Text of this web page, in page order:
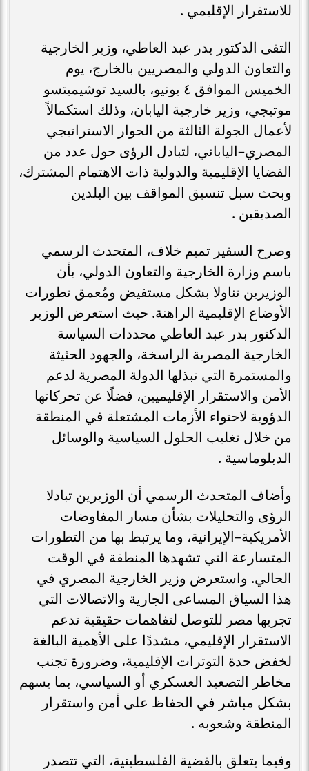
للاستقرار الإقليمي .
التقى الدكتور بدر عبد العاطي، وزير الخارجية
والتعاون الدولي والمصريين بالخارج، يوم
الخميس الموافق ٤ يونيو، بالسيد توشيميتسو
موتيجي، وزير خارجية اليابان، وذلك استكمالاً
لأعمال الجولة الثالثة من الحوار الاستراتيجي
المصري–الياباني، لتبادل الرؤى حول عدد من
القضايا الإقليمية والدولية ذات الاهتمام المشترك،
وبحث سبل تنسيق المواقف بين البلدين
الصديقين .
وصرح السفير تميم خلاف، المتحدث الرسمي
باسم وزارة الخارجية والتعاون الدولي، بأن
الوزيرين تناولا بشكل مستفيض ومُعمق تطورات
الأوضاع الإقليمية الراهنة. حيث استعرض الوزير
الدكتور بدر عبد العاطي محددات السياسة
الخارجية المصرية الراسخة، والجهود الحثيثة
والمستمرة التي تبذلها الدولة المصرية لدعم
الأمن والاستقرار الإقليميين، فضلًا عن تحركاتها
الدؤوبة لاحتواء الأزمات المشتعلة في المنطقة
من خلال تغليب الحلول السياسية والوسائل
الدبلوماسية .
وأضاف المتحدث الرسمي أن الوزيرين تبادلا
الرؤى والتحليلات بشأن مسار المفاوضات
الأمريكية–الإيرانية، وما يرتبط بها من التطورات
المتسارعة التي تشهدها المنطقة في الوقت
الحالي. واستعرض وزير الخارجية المصري في
هذا السياق المساعى الجارية والاتصالات التي
تجريها مصر للتوصل لتفاهمات حقيقية تدعم
الاستقرار الإقليمي، مشددًا على الأهمية البالغة
لخفض حدة التوترات الإقليمية، وضرورة تجنب
مخاطر التصعيد العسكري أو السياسي، بما يسهم
بشكل مباشر في الحفاظ على أمن واستقرار
المنطقة وشعوبه .
​وفيما يتعلق بالقضية الفلسطينية، التي تتصدر